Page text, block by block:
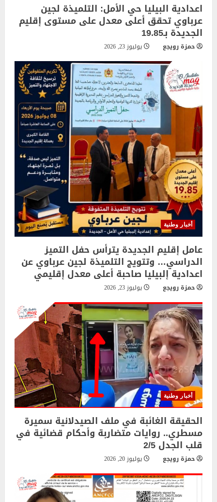
اعدادية البيليا حي الأمل: التلميذة لجين
عرباوي تحقق أعلى معدل على مستوى إقليم
الجديدة بـ19.85
حمزة رويجع يوليوز 23, 2026
أخبار وطنية
عامل إقليم الجديدة يترأس حفل التميز
الدراسي… وتتويج التلميذة لجين عرباوي عن
اعدادية إلبيليا صاحبة أعلى معدل إقليمي
حمزة رويجع يوليوز 23, 2026
أخبار وطنية
الحقيقة الغائبة في ملف الصيدلانية سميرة
مسطري.. روايات متضاربة وأحكام قضائية في
قلب الجدل 2/5
حمزة رويجع يوليوز 20, 2026